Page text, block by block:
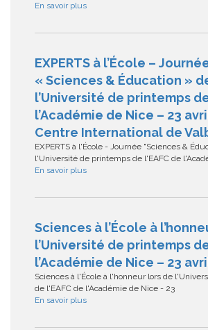
En savoir plus
EXPERTS à l’École –
« Sciences & Éducation »
l’Université de printemps de
l’Académie de Nice – 23
Centre International de
EXPERTS à l'École - Journée "Sciences &
l'Université de printemps de l'EAFC de
En savoir plus
Sciences à l’École à
l’Université de printemps de
l’Académie de Nice – 23
Sciences à l'École à l'honneur lors de
de l'EAFC de l'Académie de Nice - 23
En savoir plus